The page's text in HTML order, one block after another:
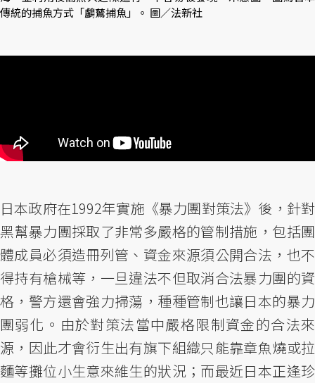
傳統的捕魚方式「鸕鶿捕魚」。 圖／法新社
日本政府在1992年實施《暴力團對策法》後，針對
黑幫暴力團採取了非常多嚴格的管制措施，包括團
體成員必須造冊列管、資金來源須公開合法，也不
得持有槍械等，一旦違法不但取消合法暴力團的資
格，警方還會強力掃蕩，種種管制也讓日本的暴力
團弱化。由於對策法當中嚴格限制資金的合法來
源，因此才會衍生出有旗下組織只能靠章魚燒或拉
麵等攤位小生意來維生的狀況；而最近日本正逢珍